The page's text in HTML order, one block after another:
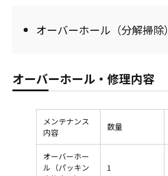
オーバーホール（分解掃除）
オーバーホール・修理内容
メンテナンス
内容
数量
オーバーホー
ル（パッキン
1